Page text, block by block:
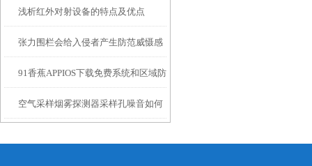
浅析红外对射设备的特点及优点
张力围栏会给入侵者产生防范威慑感
91香蕉APPIOS下载免费系统和区域防
盗报警系统你会如何选择
空气采样烟雾探测器采样孔噪音如何